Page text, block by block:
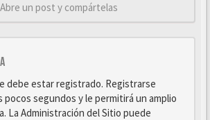
Abre un post y compártelas
debe estar registrado. Registrarse
pocos segundos y le permitirá un amplio
La Administración del Sitio puede